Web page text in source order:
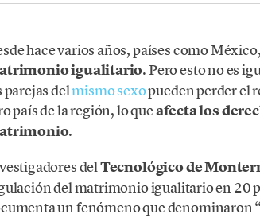
hace varios años, países como
igualitario. Pero esto no es
parejas delmismo sexopueden perder el
país de la región, lo queafecta los
.
delTecnológico de
del matrimonio igualitario en 20
un fenómeno que denominaron